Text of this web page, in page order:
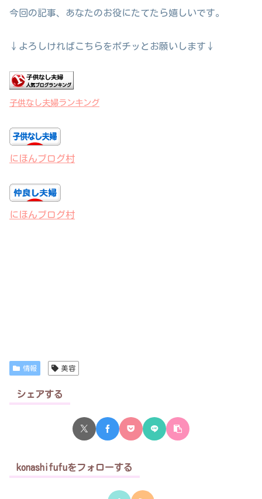
今回の記事、あなたのお役にたてたら嬉しいです。
↓よろしければこちらをポチッとお願いします↓
子供なし夫婦ランキング
にほんブログ村
にほんブログ村
情報 美容
シェアする
konashifufuをフォローする